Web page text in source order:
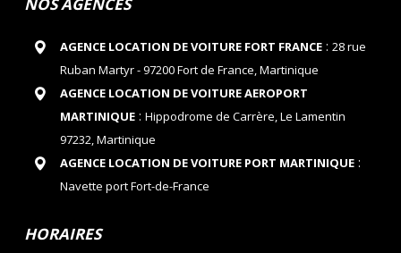
NOS AGENCES
AGENCE LOCATION DE VOITURE FORT FRANCE: 28 rue
Ruban Martyr - 97200 Fort de France, Martinique
AGENCE LOCATION DE VOITURE AEROPORT
MARTINIQUE: Hippodrome de Carrère, Le Lamentin
97232, Martinique
AGENCE LOCATION DE VOITURE PORT MARTINIQUE:
Navette port Fort-de-France
HORAIRES